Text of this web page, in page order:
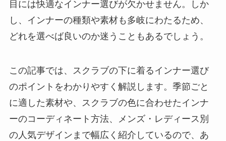
目には快適なインナー選びが欠かせません。しか
し、インナーの種類や素材も多岐にわたるため、
どれを選べば良いのか迷うこともあるでしょう。
この記事では、スクラブの下に着るインナー選び
のポイントをわかりやすく解説します。季節ごと
に適した素材や、スクラブの色に合わせたインナ
ーのコーディネート方法、メンズ・レディース別
の人気デザインまで幅広く紹介しているので、あ